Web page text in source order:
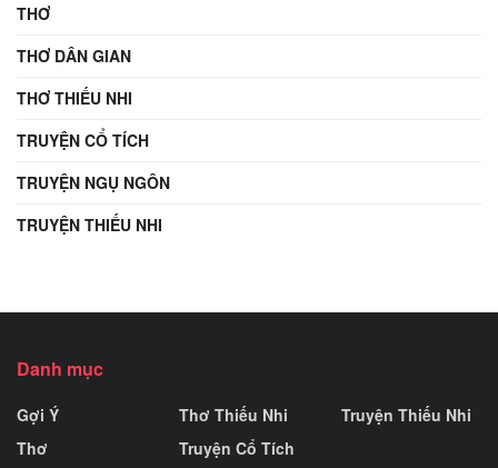
THƠ
THƠ DÂN GIAN
THƠ THIẾU NHI
TRUYỆN CỔ TÍCH
TRUYỆN NGỤ NGÔN
TRUYỆN THIẾU NHI
Danh mục
Gợi Ý
Thơ
Thơ Thiếu Nhi
Truyện Cổ Tích
Truyện Thiếu Nhi